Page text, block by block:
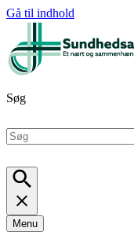
Gå til indhold
Søg
Menu